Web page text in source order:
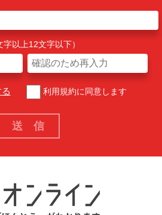
以上12文字以下）
利用規約に同意します